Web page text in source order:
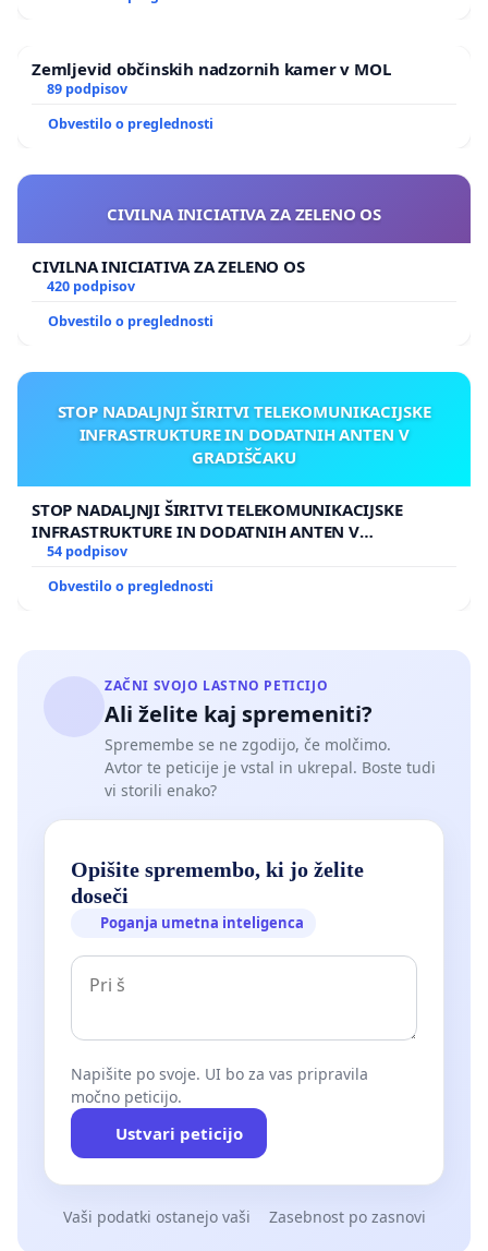
Zemljevid občinskih nadzornih kamer v MOL
89 podpisov
Obvestilo o preglednosti
CIVILNA INICIATIVA ZA ZELENO OS
CIVILNA INICIATIVA ZA ZELENO OS
420 podpisov
Obvestilo o preglednosti
STOP NADALJNJI ŠIRITVI TELEKOMUNIKACIJSKE
INFRASTRUKTURE IN DODATNIH ANTEN V
GRADIŠČAKU
STOP NADALJNJI ŠIRITVI TELEKOMUNIKACIJSKE
INFRASTRUKTURE IN DODATNIH ANTEN V
GRADIŠČAKU
54 podpisov
Obvestilo o preglednosti
ZAČNI SVOJO LASTNO PETICIJO
Ali želite kaj spremeniti?
Spremembe se ne zgodijo, če molčimo.
Avtor te peticije je vstal in ukrepal. Boste tudi
vi storili enako?
Opišite spremembo, ki jo želite
doseči
Poganja umetna inteligenca
Napišite po svoje. UI bo za vas pripravila
močno peticijo.
Ustvari peticijo
Vaši podatki ostanejo vaši Zasebnost po zasnovi